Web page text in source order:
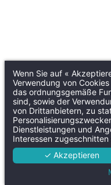
Wenn Sie auf «
Verwendung von
das ordnungsgemäße
sind, sowie der
von Drittanbietern, zu
Dienstleistungen und
Interessen zugeschnitten
✓ Akzeptieren